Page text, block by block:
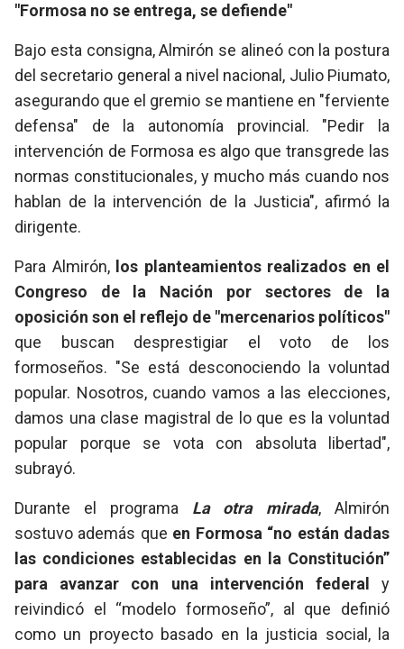
"Formosa no se entrega, se defiende"
Bajo esta consigna, Almirón se alineó con la postura
del secretario general a nivel nacional, Julio Piumato,
asegurando que el gremio se mantiene en "ferviente
defensa" de la autonomía provincial. "Pedir la
intervención de Formosa es algo que transgrede las
normas constitucionales, y mucho más cuando nos
hablan de la intervención de la Justicia", afirmó la
dirigente.
Para Almirón, los planteamientos realizados en el
Congreso de la Nación por sectores de la
oposición son el reflejo de "mercenarios políticos"
que buscan desprestigiar el voto de los
formoseños. "Se está desconociendo la voluntad
popular. Nosotros, cuando vamos a las elecciones,
damos una clase magistral de lo que es la voluntad
popular porque se vota con absoluta libertad",
subrayó.
Durante el programa La otra mirada,Almirón
sostuvo además que en Formosa “no están dadas
las condiciones establecidas en la Constitución”
para avanzar con una intervención federal
y
reivindicó el “modelo formoseño”, al que definió
como un proyecto basado en la justicia social, la